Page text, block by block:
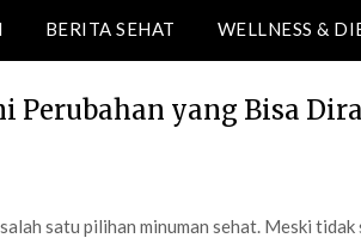
BERITA SEHAT WELLNESS &
Perubahan yang Bisa
satu pilihan minuman sehat. Meski